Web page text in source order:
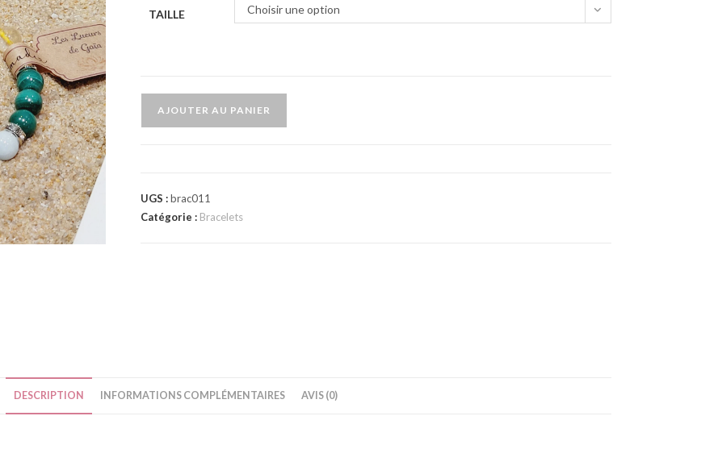
TAILLE Choisir une option
AJOUTER AU PANIER
e
r
UGS :brac011
Catégorie : Bracelets
DESCRIPTION INFORMATIONS COMPLÉMENTAIRES AVIS (0)